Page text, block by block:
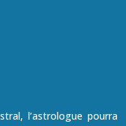
l’astrologue pourra